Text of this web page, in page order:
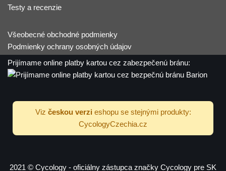
Testy a recenzie
Všeobecné obchodné podmienky
Podmienky ochrany osobných údajov
Prijímame online platby kartou cez zabezpečenú bránu:
Viz českou verzi eshopu se stejnými produkty:
CycologyCzechia.cz
2021 © Cycology - oficiálny zástupca značky Cycology pre SK